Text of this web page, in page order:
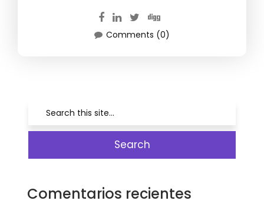
Comments (0)
Comentarios recientes